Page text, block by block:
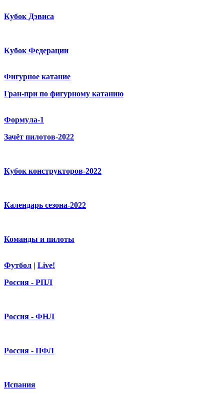
Кубок Дэвиса
Кубок Федерации
Фигурное катание
Гран-при по фигурному катанию
Формула-1
Зачёт пилотов-2022
Кубок конструкторов-2022
Календарь сезона-2022
Команды и пилоты
Футбол | Live!
Россия - РПЛ
Россия - ФНЛ
Россия - ПФЛ
Испания